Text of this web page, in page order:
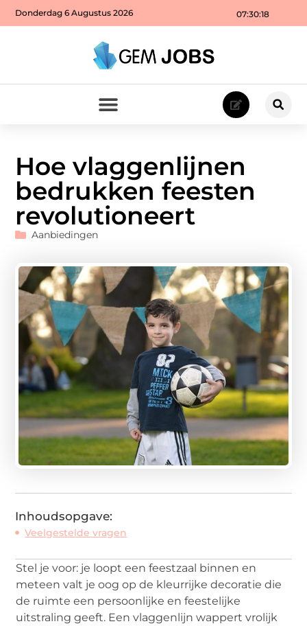
07:30:19
Donderdag 6 Augustus 2026
Hoe vlaggenlijnen
bedrukken feesten
revolutioneert
Aanbiedingen
Inhoudsopgave:
Veelgestelde vragen
Stel je voor: je loopt een feestzaal binnen en
meteen valt je oog op de kleurrijke decoratie die
de ruimte een persoonlijke en feestelijke
uitstraling geeft. Een vlaggenlijn wappert vrolijk